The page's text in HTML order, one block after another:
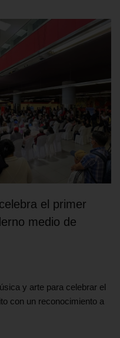
el primer
medio de
y arte para celebrar el
con un reconocimiento a